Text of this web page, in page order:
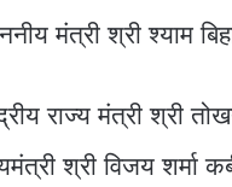
मंत्री श्री श्याम
मंत्री श्री
श्री विजय शर्मा